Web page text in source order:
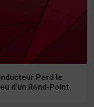
Perd le
d’un Rond-Point